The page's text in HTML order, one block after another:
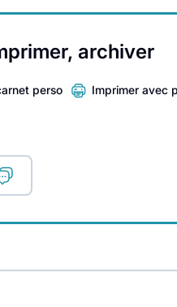
archiver
perso Imprimer avec